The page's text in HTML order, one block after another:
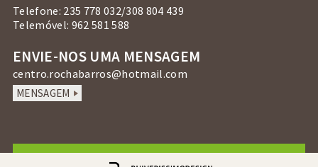
Telefone: 235 778 032/308 804 439
Telemóvel: 962 581 588
ENVIE-NOS UMA MENSAGEM
centro.rochabarros@hotmail.com
MENSAGEM